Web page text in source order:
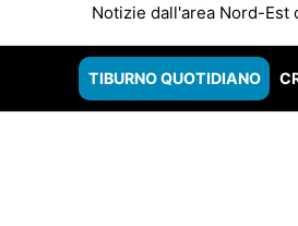
Notizie dall'area Nord-Est
TIBURNO QUOTIDIANO